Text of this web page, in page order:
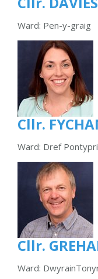
Ward: Pen-y-graig
Cllr.
Ward: Dref
Cllr.
Ward: